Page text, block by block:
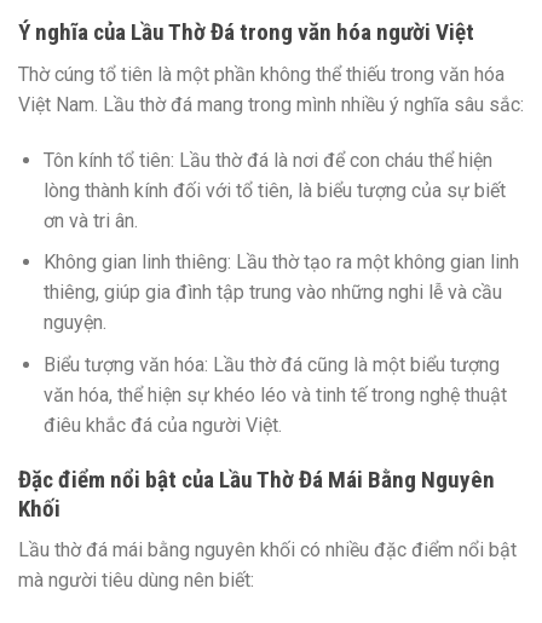
Ý nghĩa của Lầu Thờ Đá trong văn hóa người Việt
Thờ cúng tổ tiên là một phần không thể thiếu trong văn hóa
Việt Nam. Lầu thờ đá mang trong mình nhiều ý nghĩa sâu sắc:
Tôn kính tổ tiên: Lầu thờ đá là nơi để con cháu thể hiện
lòng thành kính đối với tổ tiên, là biểu tượng của sự biết
ơn và tri ân.
Không gian linh thiêng: Lầu thờ tạo ra một không gian linh
thiêng, giúp gia đình tập trung vào những nghi lễ và cầu
nguyện.
Biểu tượng văn hóa: Lầu thờ đá cũng là một biểu tượng
văn hóa, thể hiện sự khéo léo và tinh tế trong nghệ thuật
điêu khắc đá của người Việt.
Đặc điểm nổi bật của Lầu Thờ Đá Mái Bằng Nguyên
Khối
Lầu thờ đá mái bằng nguyên khối có nhiều đặc điểm nổi bật
mà người tiêu dùng nên biết: